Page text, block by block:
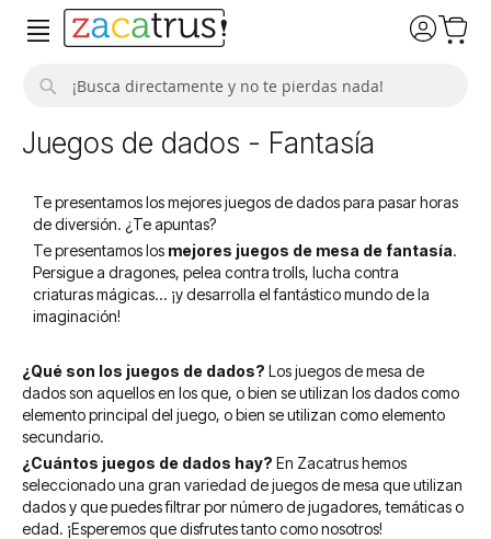
Juegos de dados - Fantasía
Te presentamos los mejores juegos de dados para pasar horas
de diversión. ¿Te apuntas?
Te presentamos los mejores juegos de mesa de fantasía.
Persigue a dragones, pelea contra trolls, lucha contra
criaturas mágicas... ¡y desarrolla el fantástico mundo de la
imaginación!
¿Qué son los juegos de dados? Los juegos de mesa de
dados son aquellos en los que, o bien se utilizan los dados como
elemento principal del juego, o bien se utilizan como elemento
secundario.
¿Cuántos juegos de dados hay? En Zacatrus hemos
seleccionado una gran variedad de juegos de mesa que utilizan
dados y que puedes filtrar por número de jugadores, temáticas o
edad. ¡Esperemos que disfrutes tanto como nosotros!